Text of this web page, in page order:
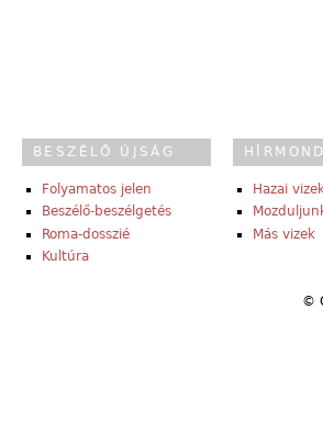
BESZÉLŐ ÚJSÁG
Folyamatos jelen
Beszélő-beszélgetés
Roma-dosszié
Kultúra
Hazai
Más vizek
©